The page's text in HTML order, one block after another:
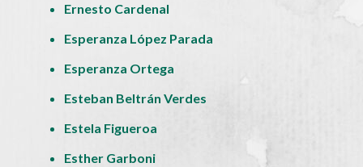
Ernesto Cardenal
Esperanza López Parada
Esperanza Ortega
Esteban Beltrán Verdes
Estela Figueroa
Esther Garboni